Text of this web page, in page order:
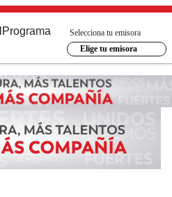
Programa
Selecciona tu emisora
Elige tu emisora